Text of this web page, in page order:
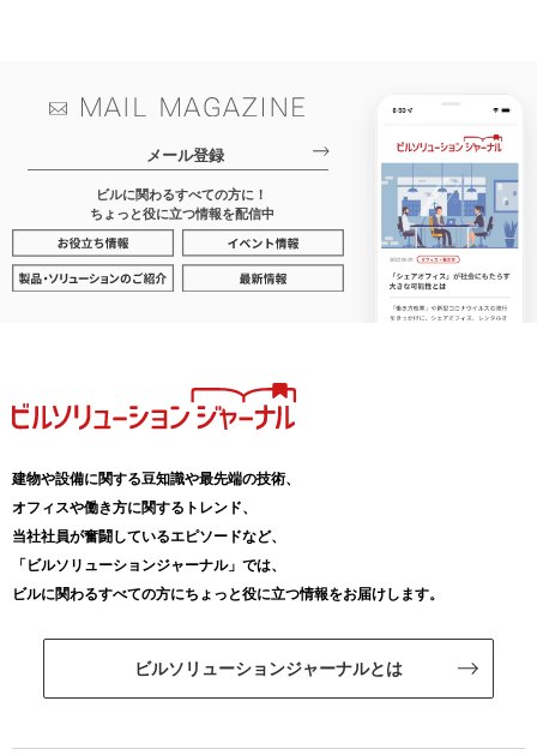
メール登録
ビルに関わるすべての方に！
ちょっと役に立つ情報を配信中
建物や設備に関する豆知識や最先端の技術、
オフィスや働き方に関するトレンド、
当社社員が奮闘しているエピソードなど、
「ビルソリューションジャーナル」では、
ビルに関わるすべての方にちょっと役に立つ情報をお届けします。
ビルソリューションジャーナルとは